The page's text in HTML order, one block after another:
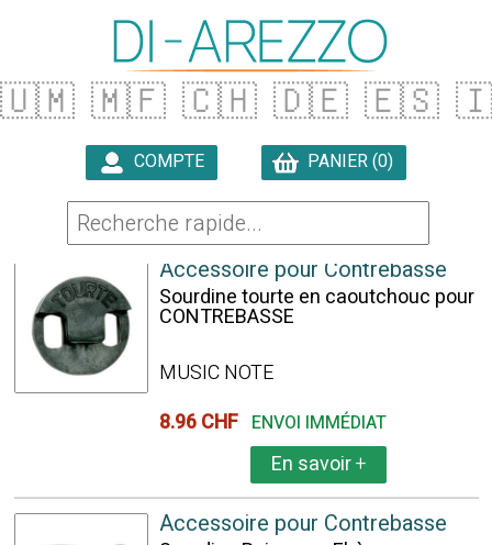
🇺🇲 🇲🇫 🇨🇭 🇩🇪 🇪🇸
COMPTE PANIER (0)
2 ARTICLES TROUVÉS
Accessoire pour Contrebasse
Sourdine tourte en caoutchouc pour
CONTREBASSE
MUSIC NOTE
8.96 CHF ENVOI IMMÉDIAT
En savoir+
Accessoire pour Contrebasse